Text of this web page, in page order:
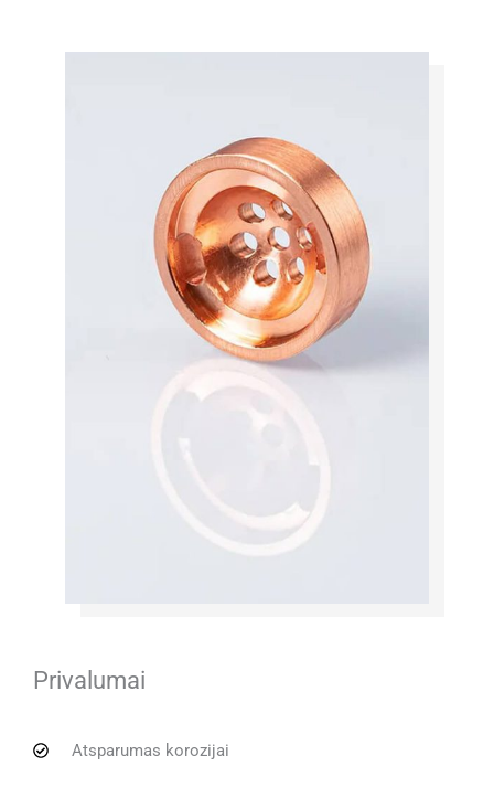
Privalumai
Atsparumas korozijai